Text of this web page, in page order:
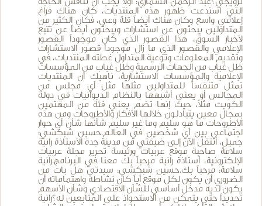
التي استدعت ظهور هذه المنتديات، كان هناك فراغ
إعلامي واسع وكان هناك أيضاً قلة وعي، فكان الكثير من
المتداولين يبحثون عن استشارات ويبحثون أيضاً عن تتبع
لأخبار السوق، هذا القصور الذي كان موجوداً القصور
الإعلامي والقصور الذي ما زال موجوداً قصور الاستشارات
وتقديم المعلومات وتوعية المتداول غطته المنتديات، في
ظل غياب من الجهات الرسمية وظل غياب من المؤسسات
الإعلامية والمؤسسات الاستشارية، ناهيك أن المنتديات
تمثل متنفساً للمتداولين مثلها مثل أي مجلس من
المجالس أو يعني أشبهها بالنظام الديوانيات في دولة
الكويت مثلاً، حيث إنها تضم يعني فئة من المهتمين
بمجال معين يتبادلون خلالها الأفكار والأطروحات ومن هذه
الأطروحات ما هو سليم وما غير سليم شأنها شأن أي حوار
اجتماعي بين أي شخصين في العالم.حسين شبكشي:
جميل، أنتقل الآن إلى ضيفتي من مدينة جدة الأستاذة رانية
سلامة صاحبة موقع عربيات ورئيسة تحرير مجلة عربيات
الإلكترونية، أستاذة رانية مرحباً بك معنا في البرنامج.رانية
سلامة: مرحباً بك.حسين شبكشي: سيدتي هل بات من
الضروري أن يكون لكل موقع أياً كان نشاطه واهتماماته أن
يكون لديه مدخل أساسي للشأن الاقتصادي وشأن الأسهم
تحديداً حتى يتمكن من الاستحواذ على المتابعين له؟رانية